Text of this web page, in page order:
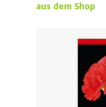
aus dem Shop